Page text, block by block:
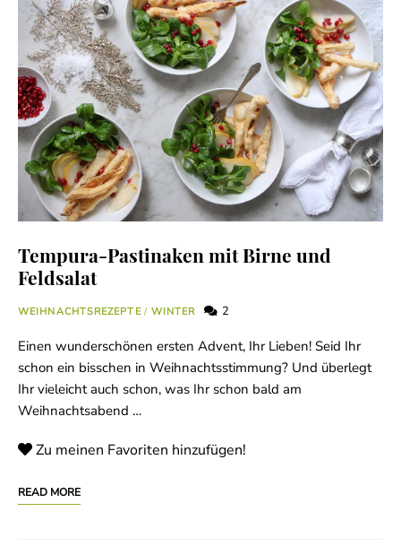
Tempura-Pastinaken mit Birne und
Feldsalat
WEIHNACHTSREZEPTE/ WINTER 2
Einen wunderschönen ersten Advent, Ihr Lieben! Seid Ihr
schon ein bisschen in Weihnachtsstimmung? Und überlegt
Ihr vieleicht auch schon, was Ihr schon bald am
Weihnachtsabend …
Zu meinen Favoriten hinzufügen!
READ MORE